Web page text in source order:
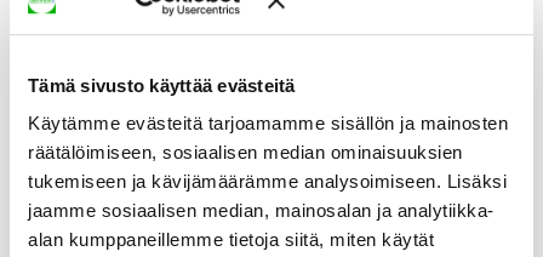
Tämä sivusto käyttää evästeitä
Käytämme evästeitä tarjoamamme sisällön ja mainosten
räätälöimiseen, sosiaalisen median ominaisuuksien
tukemiseen ja kävijämäärämme analysoimiseen. Lisäksi
jaamme sosiaalisen median, mainosalan ja analytiikka-
alan kumppaneillemme tietoja siitä, miten käytät